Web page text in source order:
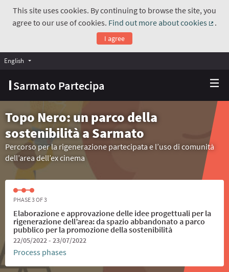
This site uses cookies. By continuing to browse the site, you
agree to our use of cookies. Find out more about cookies
.
I agree
Sarmato Partecipa
English Choose language
Topo Nero: un parco della
sostenibilità a Sarmato
Percorso per la rigenerazione partecipata e l’uso di comunità
dell’area dell’ex cinema
PHASE 3 OF 3
Elaborazione e approvazione delle idee progettuali per la
rigenerazione dell’area: da spazio abbandonato a parco
pubblico per la promozione della sostenibilità
22/05/2022 - 23/07/2022
Process phases